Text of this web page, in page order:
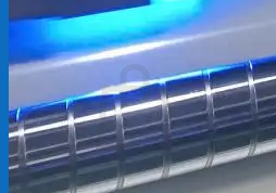
kiếm:
Giỏ hàng /0₫
Chưa có sản phẩm